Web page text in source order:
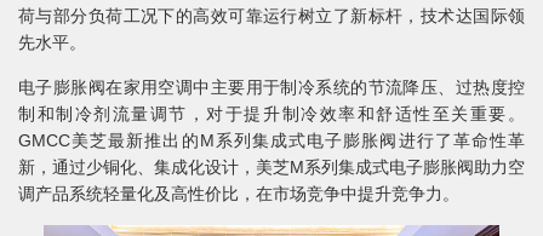
荷与部分负荷工况下的高效可靠运行树立了新标杆，技术达国际领
先水平。
电子膨胀阀在家用空调中主要用于制冷系统的节流降压、过热度控
制和制冷剂流量调节，对于提升制冷效率和舒适性至关重要。
GMCC美芝最新推出的M系列集成式电子膨胀阀进行了革命性革
新，通过少铜化、集成化设计，美芝M系列集成式电子膨胀阀助力空
调产品系统轻量化及高性价比，在市场竞争中提升竞争力。